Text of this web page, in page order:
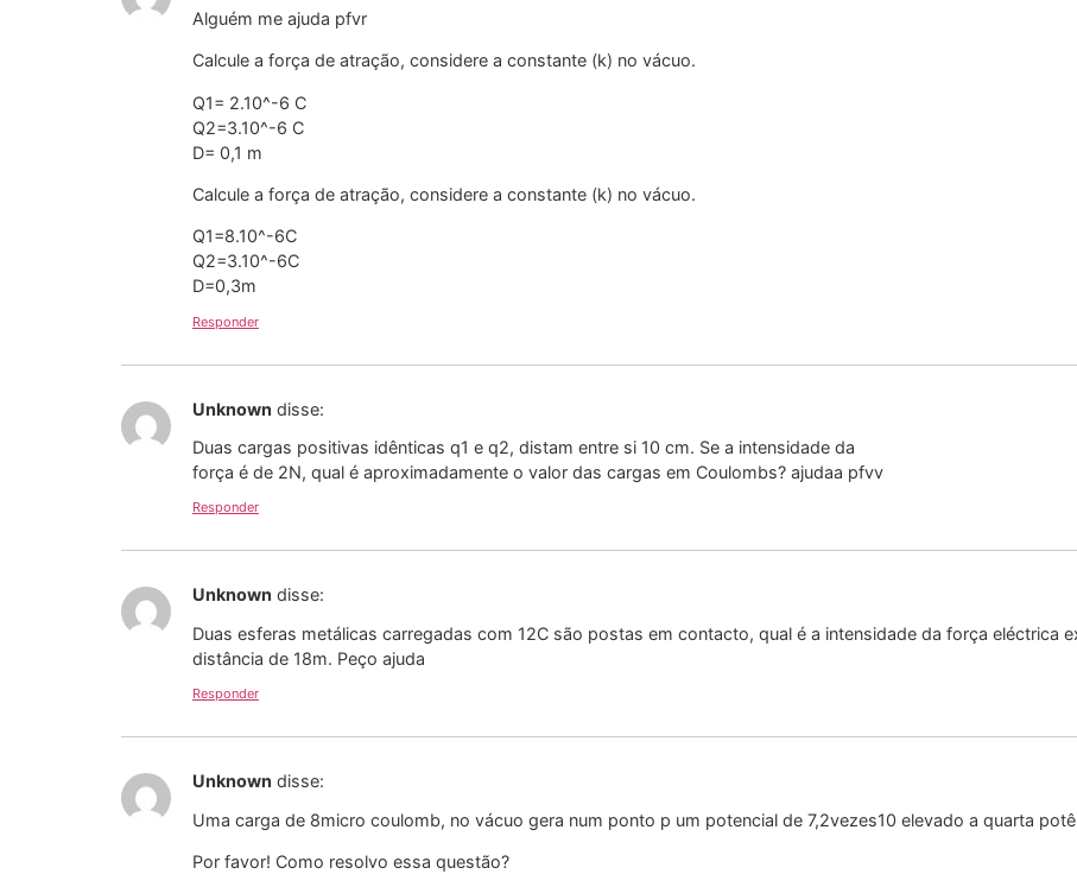
Alguém me ajuda pfvr
Calcule a força de atração, considere a constante (k) no vácuo.
Q1= 2.10^-6 C
Q2=3.10^-6 C
D= 0,1 m
Calcule a força de atração, considere a constante (k) no vácuo.
Q1=8.10^-6C
Q2=3.10^-6C
D=0,3m
Responder
Unknown disse:
Duas cargas positivas idênticas q1 e q2, distam entre si 10 cm. Se a intensidade da
força é de 2N, qual é aproximadamente o valor das cargas em Coulombs? ajudaa pfvv
Responder
Unknown disse:
Duas esferas metálicas carregadas com 12C são postas em contacto, qual é a intensidade da força eléctrica
distância de 18m. Peço ajuda
Responder
Unknown disse:
Uma carga de 8micro coulomb, no vácuo gera num ponto p um potencial de 7,2vezes10 elevado a quarta
Por favor! Como resolvo essa questão?